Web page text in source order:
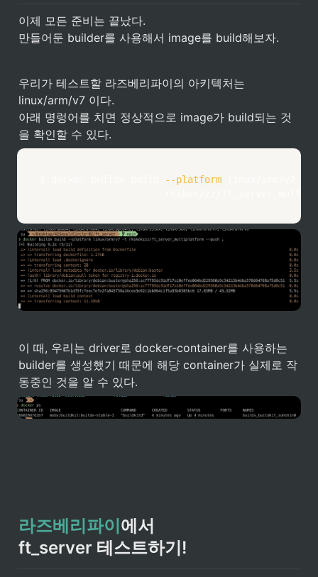
이제 모든 준비는 끝났다.
만들어둔 builder를 사용해서 image를 build해보자.
우리가 테스트할 라즈베리파이의 아키텍처는
linux/arm/v7 이다.
아래 명렁어를 치면 정상적으로 image가 build되는 것
을 확인할 수 있다.
--platform
이 때, 우리는 driver로 docker-container를 사용하는
builder를 생성했기 때문에 해당 container가 실제로 작
동중인 것을 알 수 있다.
라즈베리파이 에서
ft_server 테스트하기!